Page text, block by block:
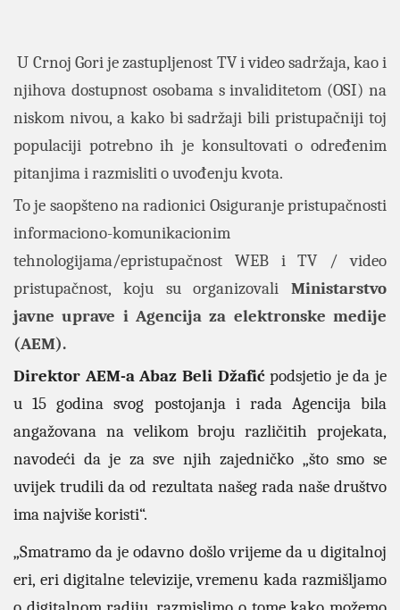
U Crnoj Gori je zastupljenost TV i video sadržaja, kao i
njihova dostupnost osobama s invaliditetom (OSI) na
niskom nivou, a kako bi sadržaji bili pristupačniji toj
populaciji potrebno ih je konsultovati o određenim
pitanjima i razmisliti o uvođenju kvota.
To je saopšteno na radionici Osiguranje pristupačnosti
informaciono-komunikacionim
tehnologijama/epristupačnost WEB i TV / video
pristupačnost, koju su organizovali Ministarstvo
javne uprave i Agencija za elektronske medije
(AEM).
Direktor AEM-a Abaz Beli Džafićpodsjetio je da je
u 15 godina svog postojanja i rada Agencija bila
angažovana na velikom broju različitih projekata,
navodeći da je za sve njih zajedničko „što smo se
uvijek trudili da od rezultata našeg rada naše društvo
ima najviše koristi“.
„Smatramo da je odavno došlo vrijeme da u digitalnoj
eri, eri digitalne televizije, vremenu kada razmišljamo